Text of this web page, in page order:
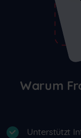
Warum
Unterstützt